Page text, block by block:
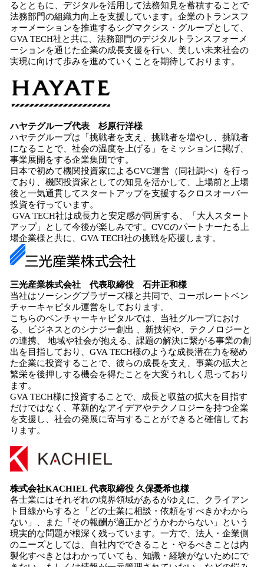
るとともに、デジタルを活用して法務知見を蓄積することで
法務部門の組織力向上を支援しています。企業のトランスフ
ォーメーションを推進するシグマクシス・グループとして、
GVA TECH社と共に、法務部門のデジタルトランスフォーメ
ーションを通じた企業の成長支援を行い、美しい未来社会の
実現に向けて歩みを進めていくことを期待しております。
ハヤテグループ代表 杉原行洋様
ハヤテグループは「挑戦者を支え、挑戦者を増やし、挑戦者
になることで、社会の温度を上げる」をミッションに掲げ、
事業展開をする企業集団です。
日本で初めて機関投資家によるCVC運営（同社調べ）を行っ
ており、機関投資家としての知見を活かして、上場前と上場
後と一気通貫してスタートアップを支援するクロスオーバー
投資を行っています。
GVA TECH社は成長力と安定感が同居する、「大人スタート
アップ」として今後が楽しみです。CVCのパートナーたる上
場企業様と共に、GVA TECH社の挑戦を応援します。
三光産業株式会社 代表取締役 石井正和様
当社はソーシングブラザーズ様と共同で、コーポレートベン
チャーキャピタル運営をしております。
こちらのベンチャーキャピタルでは、当社グループにおけ
る、ビジネスとのシナジー創出 、新技術や、テクノロジーと
の連携、 地域や社会が抱える、課題の解決に繋がる事業の創
出を目指しており、GVA TECH様のような成長潜在力を秘め
た企業に投資することで、彼らの成長を支え、事業の拡大と
繁栄を後押しする機会を得たことを大変うれしく思っており
ます。
GVA TECH様に投資することで、成長と収益の拡大を目指す
だけではなく、革新的なアイデアやテクノロジーを持つ企業
を支援し、社会の発展に寄与することができると確信してお
ります。
株式会社KACHIEL 代表取締役 久保憂希也様
各士業にはそれぞれの境界領域があるがゆえに、クライアン
ト目線からすると「どの士業に相談・依頼をすべきかわから
ない」、また「その報酬が適正かどうかわからない」という
現実的な問題が根深く残っています。一方で、法人・企業側
のニーズとしては、自社内でできること・やるべきことは内
製化すべきとはわかっていても、知識・経験がないためにで